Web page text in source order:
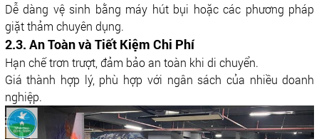
Dễ dàng vệ sinh bằng máy hút bụi hoặc các phương pháp
giặt thảm chuyên dụng.
2.3. An Toàn và Tiết Kiệm Chi Phí
Hạn chế trơn trượt, đảm bảo an toàn khi di chuyển.
Giá thành hợp lý, phù hợp với ngân sách của nhiều doanh
nghiệp.